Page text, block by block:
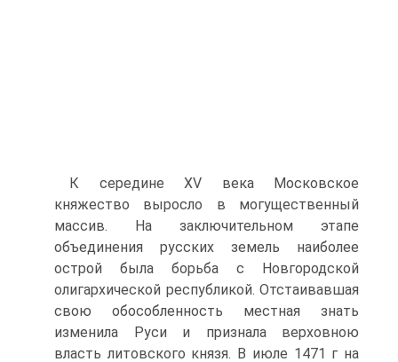
К середине XV века Московское
княжество выросло в могущественный
массив. На заключительном этапе
объединения русских земель наиболее
острой была борьба с Новгородской
олигархической республикой. Отстаивавшая
свою обособленность местная знать
изменила Руси и признала верховною
власть литовского князя. В июле 1471 г на